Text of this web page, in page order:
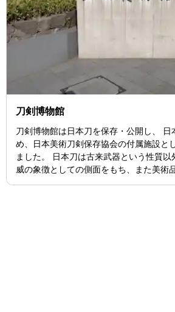
刀剣博物館
刀剣博物館は日本刀を保存・公開し、 日
め、日本美術刀剣保存協会の付属施設と
ました。 日本刀は古来武器という性質以外に、信仰の対象や権
威の象徴としての側面をもち、また美術